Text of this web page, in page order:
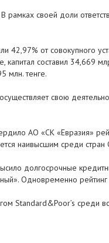
своей доли
от совокупного
составил 34,669
млн. тенге.
свою
АО «СК «Евразия»
наивысшим среди
долгосрочные
Одновременно
среди